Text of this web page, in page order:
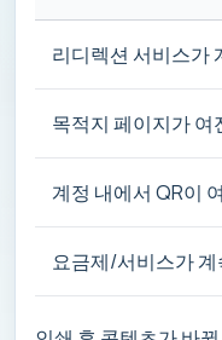
리디렉션 서비스가
목적지 페이지가 여
계정 내에서 QR이
요금제/서비스가